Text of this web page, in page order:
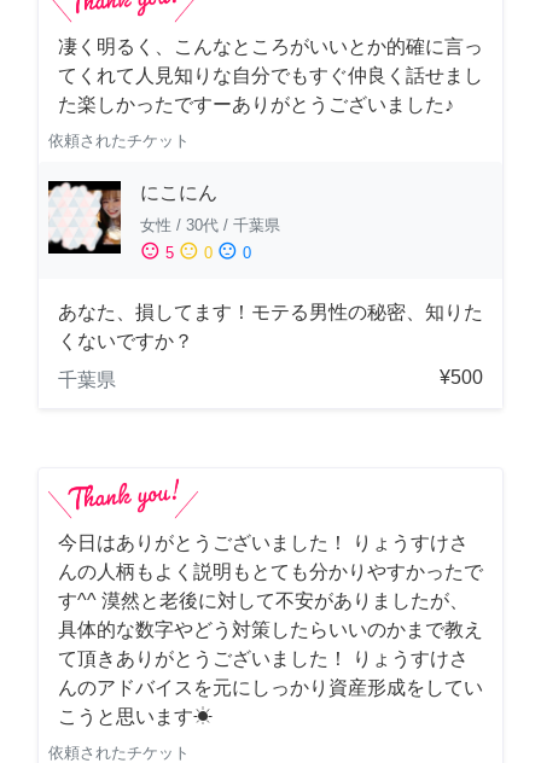
凄く明るく、こんなところがいいとか的確に言っ
てくれて人見知りな自分でもすぐ仲良く話せまし
た楽しかったですーありがとうございました♪
依頼されたチケット
にこにん
女性 / 30代 / 千葉県
sentiment_satisfied 5 sentiment_neutral 0 sentiment_dissatisfied 0
あなた、損してます！モテる男性の秘密、知りた
くないですか？
千葉県
¥500
今日はありがとうございました！ りょうすけさ
んの人柄もよく説明もとても分かりやすかったで
す^^ 漠然と老後に対して不安がありましたが、
具体的な数字やどう対策したらいいのかまで教え
て頂きありがとうございました！ りょうすけさ
んのアドバイスを元にしっかり資産形成をしてい
こうと思います☀︎
依頼されたチケット